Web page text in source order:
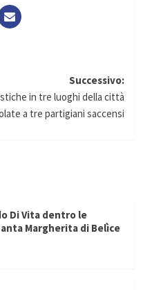
Successivo:
in tre luoghi della città
a tre partigiani saccensi
Di Vita dentro le
Margherita di Belìce